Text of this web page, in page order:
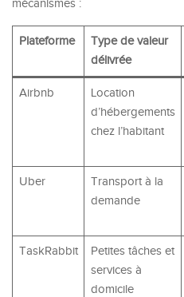
mécanismes :
Plateforme
Type de valeur
délivrée
Airbnb
Location
d’hébergements
chez l’habitant
Uber
Transport à la
demande
TaskRabbit
Petites tâches et
services à
domicile